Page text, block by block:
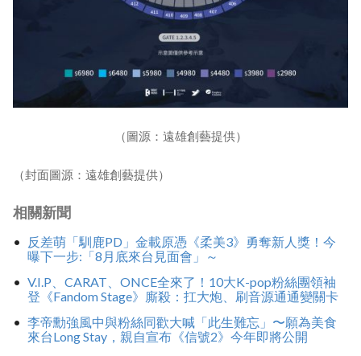
（圖源：遠雄創藝提供）
（封面圖源：遠雄創藝提供）
相關新聞
反差萌「馴鹿PD」金載原憑《柔美3》勇奪新人獎！今
曝下一步:「8月底來台見面會」～
V.I.P、CARAT、ONCE全來了！10大K-pop粉絲團領袖
登《Fandom Stage》廝殺：扛大炮、刷音源通通變關卡
李帝勳強風中與粉絲同歡大喊「此生難忘」〜願為美食
來台Long Stay，親自宣布《信號2》今年即將公開